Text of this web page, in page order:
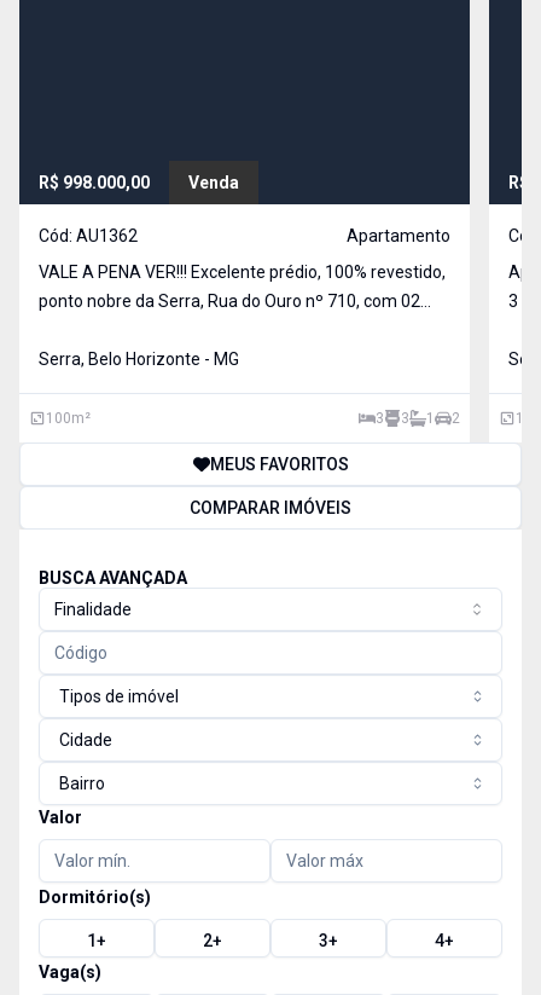
R$ 998.000,00 Venda
Cód: AU1362
Apartamento
VALE A PENA VER!!! Excelente prédio, 100% revestido,
ponto nobre da Serra, Rua do Ouro nº 710, com 02
com churrasqueira, etc., 02 vagas na garagem.
Serra, Belo Horizonte - MG
100m² 3 3 1 2
R$
3
de
111
MEUS FAVORITOS
COMPARAR IMÓVEIS
BUSCA AVANÇADA
Finalidade
Tipos de imóvel
Cidade
Bairro
Valor
Dormitório(s)
1+ 2+ 3+ 4+
Vaga(s)